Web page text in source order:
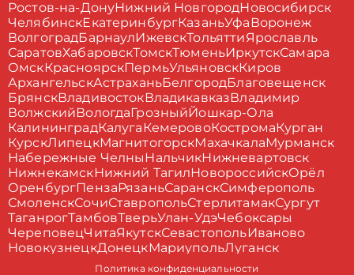
Ростов-на-ДонуНижний НовгородНовосибирск
ЧелябинскЕкатеринбургКазаньУфа Воронеж
ВолгоградБарнаулИжевскТольяттиЯрославль
СаратовХабаровскТомскТюменьИркутскСамара
ОмскКрасноярскПермьУльяновскКиров
АрхангельскАстраханьБелгородБлаговещенск
БрянскВладивостокВладикавказВладимир
ВолжскийВологдаГрозныйЙошкар-Ола
КалининградКалуга КемеровоКостромаКурган
КурскЛипецкМагнитогорскМахачкалаМурманск
Набережные Челны НальчикНижневартовск
НижнекамскНижний ТагилНовороссийскОрёл
ОренбургПензаРязаньСаранскСимферополь
СмоленскСочиСтавропольСтерлитамакСургут
ТаганрогТамбовТверьУлан-УдэЧебоксары
ЧереповецЧитаЯкутскСевастопольИваново
НовокузнецкДонецкМариупольЛуганск
Политика конфиденциальности